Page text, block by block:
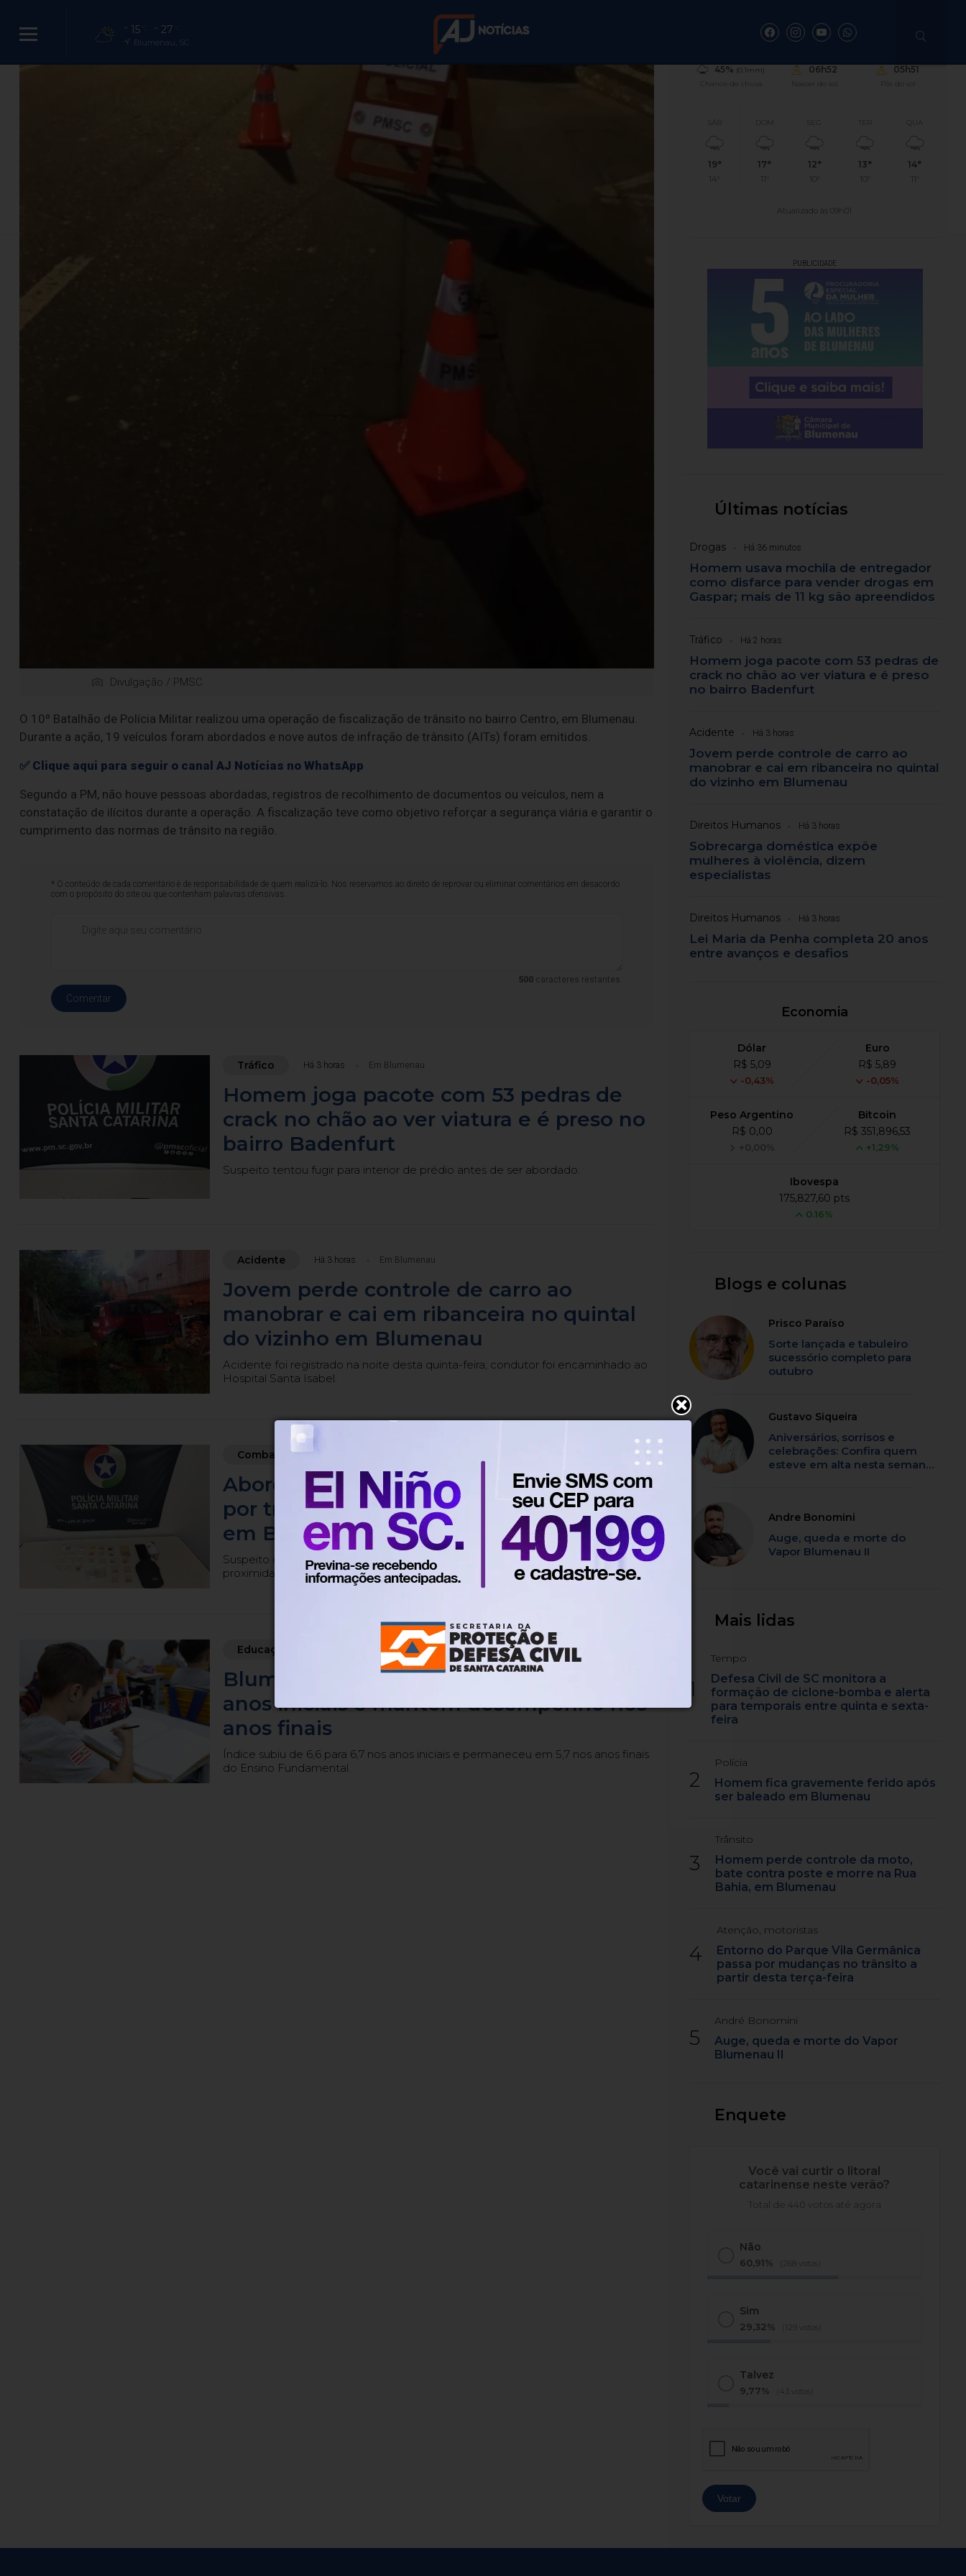
15 27
Blumenau, SC
Operação de trânsito no Centro de Blumenau
resulta em nove autuações
Divulgação / PMSC
O 10º Batalhão de Polícia Militar realizou uma operação de fiscalização de trânsito no bairro Centro, em Blumenau.
Durante a ação, 19 veículos foram abordados e nove autos de infração de trânsito (AITs) foram emitidos.
✅ Clique aqui para seguir o canal AJ Notícias no WhatsApp
Segundo a PM, não houve pessoas abordadas, registros de recolhimento de documentos ou veículos, nem a
constatação de ilícitos durante a operação. A fiscalização teve como objetivo reforçar a segurança viária e garantir o
cumprimento das normas de trânsito na região.
* O conteúdo de cada comentário é de responsabilidade de quem realizá-lo. Nos reservamos ao direito de reprovar ou eliminar comentários em desacordo
com o propósito do site ou que contenham palavras ofensivas.
500caracteres restantes.
Comentar
Tráfico Há 3 horas Em Blumenau
Homem joga pacote com 53 pedras de
crack no chão ao ver viatura e é preso no
bairro Badenfurt
Suspeito tentou fugir para interior de prédio antes de ser abordado.
Acidente Há 3 horas Em Blumenau
Jovem perde controle de carro ao
manobrar e cai em ribanceira no quintal
do vizinho em Blumenau
Acidente foi registrado na noite desta quinta-feira; condutor foi encaminhado ao
Hospital Santa Isabel.
Combate ao tráfico
Abordagem da PM termina com prisão
por tráfico e apreensão de entorpecentes
em Blumenau
Suspeito de 26 anos foi abordado após denúncia de entregas de drogas nas
proximidades de uma escola.
Educação Em Blumenau
Blumenau melhora índice do IDEB nos
anos iniciais e mantém desempenho nos
anos finais
Índice subiu de 6,6 para 6,7 nos anos iniciais e permaneceu em 5,7 nos anos finais
do Ensino Fundamental.
Vento
45% (0.1mm)
Chance de chuva
06h52
Nascer do sol
05h51
Pôr do sol
SÁB
19°
14°
DOM
17°
11°
12°
10°
TER
13°
10°
QUA
14°
11°
Atualizado às 09h01
PUBLICIDADE
Últimas notícias
Drogas Há 36 minutos
Homem usava mochila de entregador
como disfarce para vender drogas em
Gaspar; mais de 11 kg são apreendidos
Tráfico Há 2 horas
Homem joga pacote com 53 pedras de
crack no chão ao ver viatura e é preso
no bairro Badenfurt
Acidente Há 3 horas
Jovem perde controle de carro ao
manobrar e cai em ribanceira no quintal
do vizinho em Blumenau
Direitos Humanos Há 3 horas
Sobrecarga doméstica expõe
mulheres à violência, dizem
especialistas
Direitos Humanos Há 3 horas
Lei Maria da Penha completa 20 anos
entre avanços e desafios
Economia
Dólar
R$ 5,09
-0,43%
Euro
R$ 5,89
-0,05%
Peso Argentino
R$ 0,00
+0,00%
Bitcoin
R$ 351,896,53
+1,29%
Ibovespa
175,827,60 pts
0.16%
Blogs e colunas
Prisco Paraíso
Sorte lançada e tabuleiro
sucessório completo para
outubro
Gustavo Siqueira
Aniversários, sorrisos e
celebrações: Confira quem
esteve em alta nesta semana
Andre Bonomini
Auge, queda e morte do
Vapor Blumenau II
Mais lidas
1
Tempo
Defesa Civil de SC monitora a
formação de ciclone-bomba e alerta
para temporais entre quinta e sexta-
feira
2
Polícia
Homem fica gravemente ferido após
ser baleado em Blumenau
3
Trânsito
Homem perde controle da moto,
bate contra poste e morre na Rua
Bahia, em Blumenau
4
Atenção, motoristas
Entorno do Parque Vila Germânica
passa por mudanças no trânsito a
partir desta terça-feira
5
André Bonomini
Auge, queda e morte do Vapor
Blumenau II
Enquete
Você vai curtir o litoral
catarinense neste verão?
Total de 440 votos até agora
Não
60,91% (268 votos)
Sim
29,32% (129 votos)
Talvez
9,77% (43 votos)